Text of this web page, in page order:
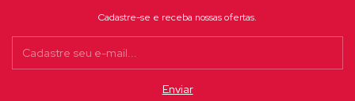
Cadastre-se e receba nossas ofertas.